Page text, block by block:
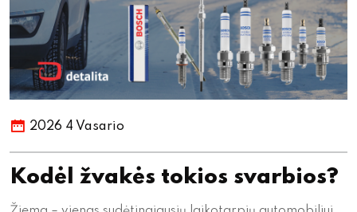
2026 4 Vasario
Kodėl žvakės tokios svarbios?